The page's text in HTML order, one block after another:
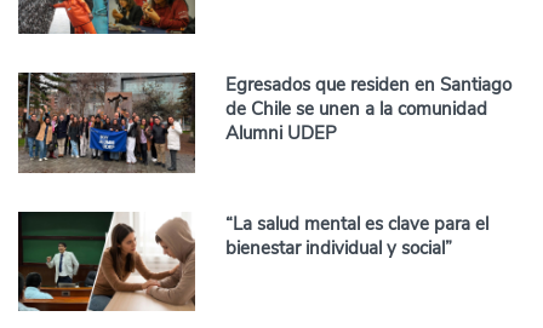
Egresados que residen en Santiago
de Chile se unen a la comunidad
Alumni UDEP
“La salud mental es clave para el
bienestar individual y social”